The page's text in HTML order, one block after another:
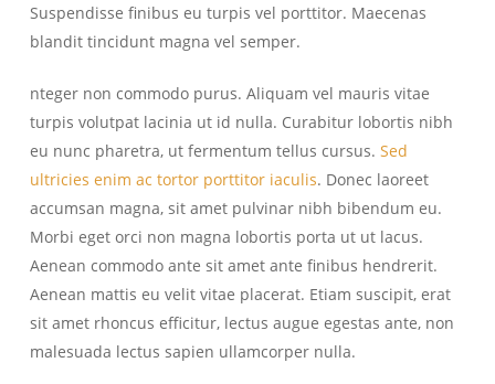
Suspendisse finibus eu turpis vel porttitor. Maecenas
blandit tincidunt magna vel semper.
nteger non commodo purus. Aliquam vel mauris vitae
turpis volutpat lacinia ut id nulla. Curabitur lobortis nibh
eu nunc pharetra, ut fermentum tellus cursus. Sed
ultricies enim ac tortor porttitor iaculis. Donec laoreet
accumsan magna, sit amet pulvinar nibh bibendum eu.
Morbi eget orci non magna lobortis porta ut ut lacus.
Aenean commodo ante sit amet ante finibus hendrerit.
Aenean mattis eu velit vitae placerat. Etiam suscipit, erat
sit amet rhoncus efficitur, lectus augue egestas ante, non
malesuada lectus sapien ullamcorper nulla.